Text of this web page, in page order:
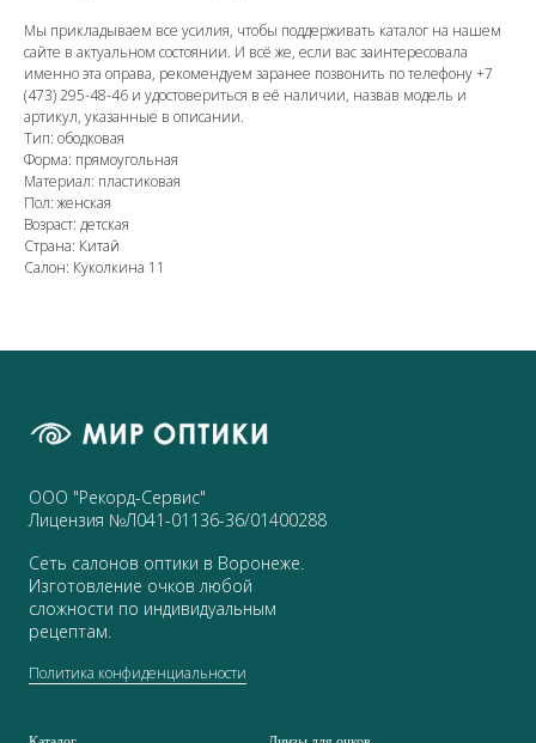
Мы прикладываем все усилия, чтобы поддерживать каталог на нашем
сайте в актуальном состоянии. И всё же, если вас заинтересовала
именно эта оправа, рекомендуем заранее позвонить по телефону+7
(473) 295-48-46 и удостовериться в её наличии, назвав модель и
артикул, указанные в описании.
Тип: ободковая
Форма: прямоугольная
Материал: пластиковая
Пол: женская
Возраст: детская
Страна: Китай
Салон: Куколкина 11
ООО "Рекорд-Сервис"
Лицензия №Л041-01136-36/01400288
Сеть салонов оптики в Воронеже.
Изготовление очков любой
сложности по индивидуальным
рецептам.
Политика конфиденциальности